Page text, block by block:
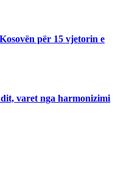
për 15 vjetorin e
varet nga harmonizimi